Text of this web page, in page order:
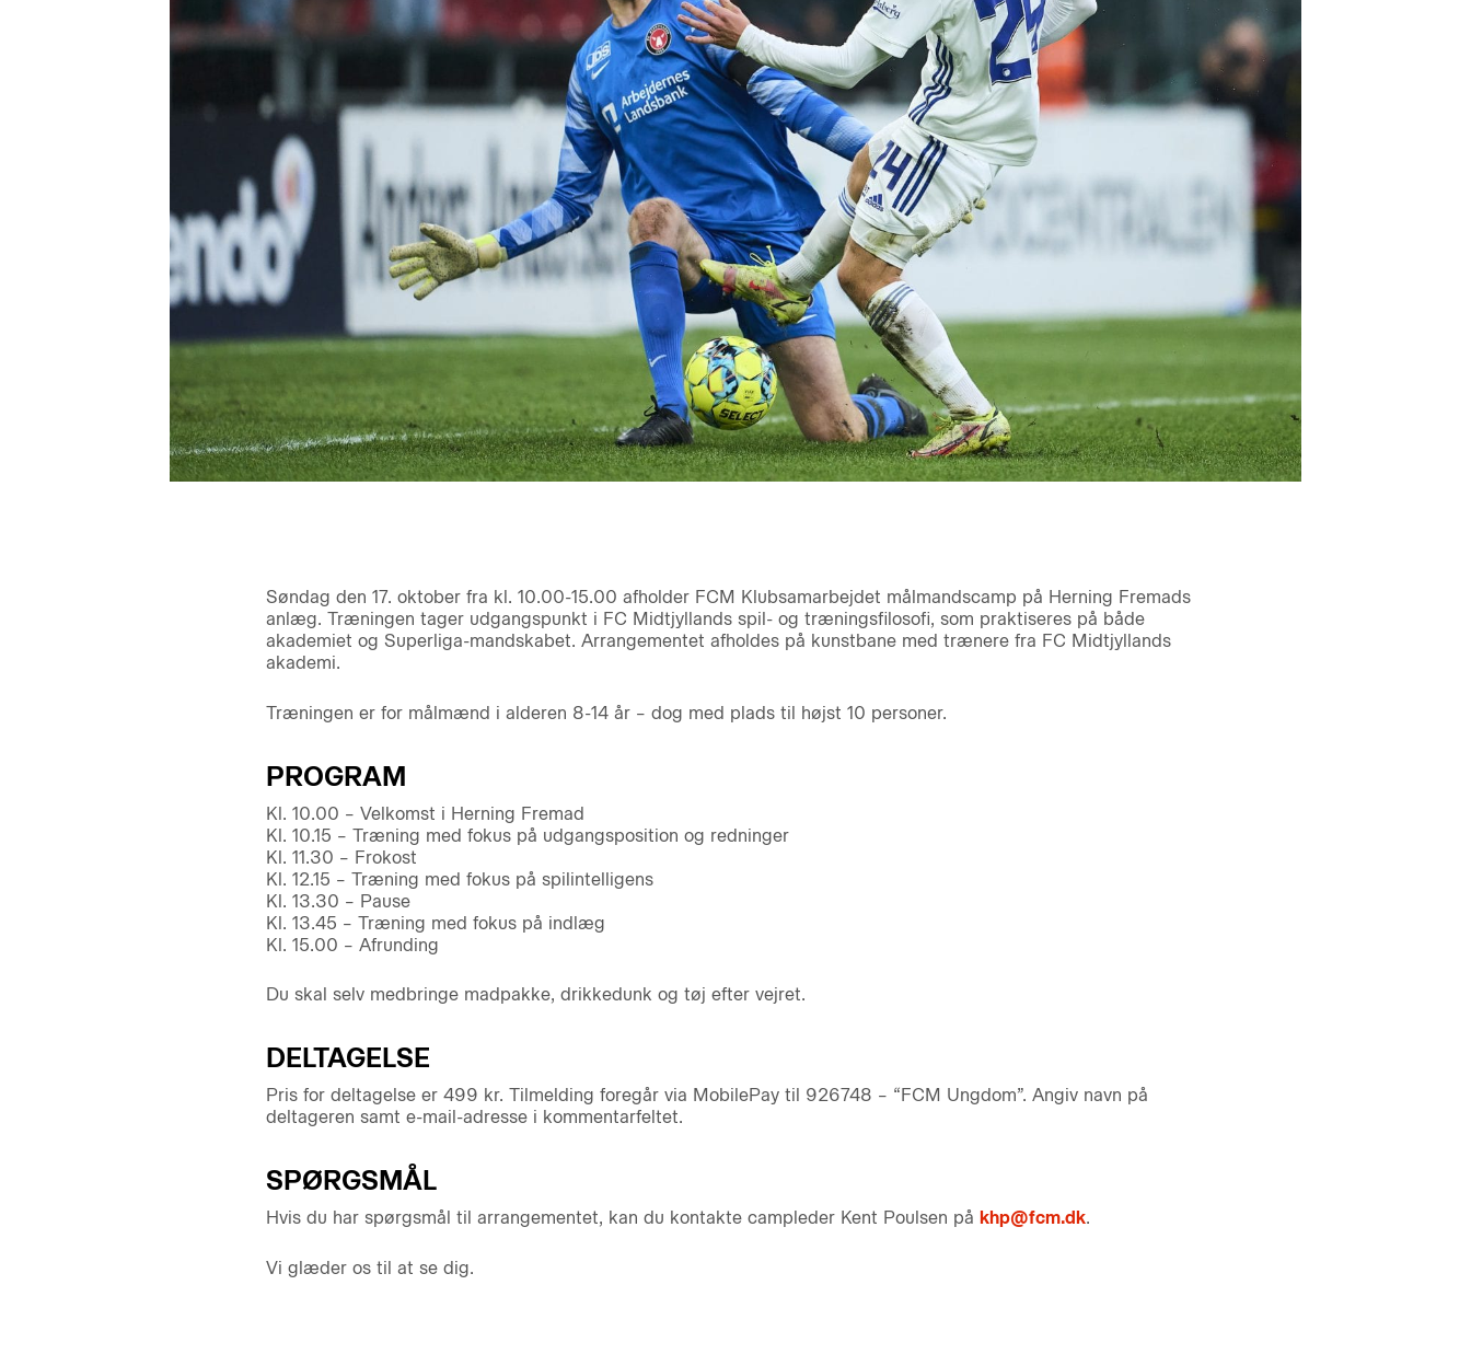
Søndag den 17. oktober fra kl. 10.00-15.00 afholder FCM Klubsamarbejdet målmandscamp på Herning Fremads
anlæg. Træningen tager udgangspunkt i FC Midtjyllands spil- og træningsfilosofi, som praktiseres på både
akademiet og Superliga-mandskabet. Arrangementet afholdes på kunstbane med trænere fra FC Midtjyllands
akademi.
Træningen er for målmænd i alderen 8-14 år – dog med plads til højst 10 personer.
PROGRAM
Kl. 10.00 – Velkomst i Herning Fremad
Kl. 10.15 – Træning med fokus på udgangsposition og redninger
Kl. 11.30 – Frokost
Kl. 12.15 – Træning med fokus på spilintelligens
Kl. 13.30 – Pause
Kl. 13.45 – Træning med fokus på indlæg
Kl. 15.00 – Afrunding
Du skal selv medbringe madpakke, drikkedunk og tøj efter vejret.
DELTAGELSE
Pris for deltagelse er 499 kr. Tilmelding foregår via MobilePay til 926748 – “FCM Ungdom”. Angiv navn på
deltageren samt e-mail-adresse i kommentarfeltet.
SPØRGSMÅL
Hvis du har spørgsmål til arrangementet, kan du kontakte campleder Kent Poulsen på khp@fcm.dk.
Vi glæder os til at se dig.